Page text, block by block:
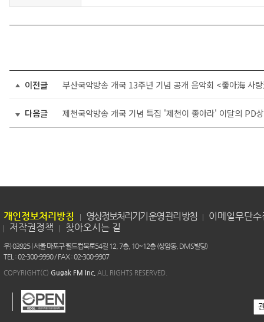
이전글 부산국악방송 개국 13주년 기념 공개 음악회 <좋아海 사
다음글 제천국악방송 개국 기념 특집 '제천이 좋아라' 이달의 PD
개인정보처리방침 영상정보처리기기 운영 관리 방침
이메일무단
저작권정책
찾아오시는 길
우) 03925 | 서울 마포구 월드컵북로54길 12, 7층, 10~12층 (상암동, DMS빌딩)
TEL : 02-300-9990 / FAX : 02-300-9907
COPYRIGHT(C) Gugak FM Inc. ALL RIGHTS RESERVED.